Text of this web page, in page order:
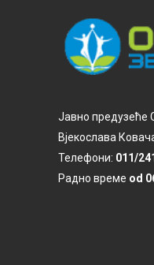
Јавно предузеће
Вјекослава
Телефони: 011/
Радно време od